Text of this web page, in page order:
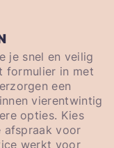
je snel en veilig
formulier in met
een
vierentwintig
opties. Kies
afspraak voor
werkt voor